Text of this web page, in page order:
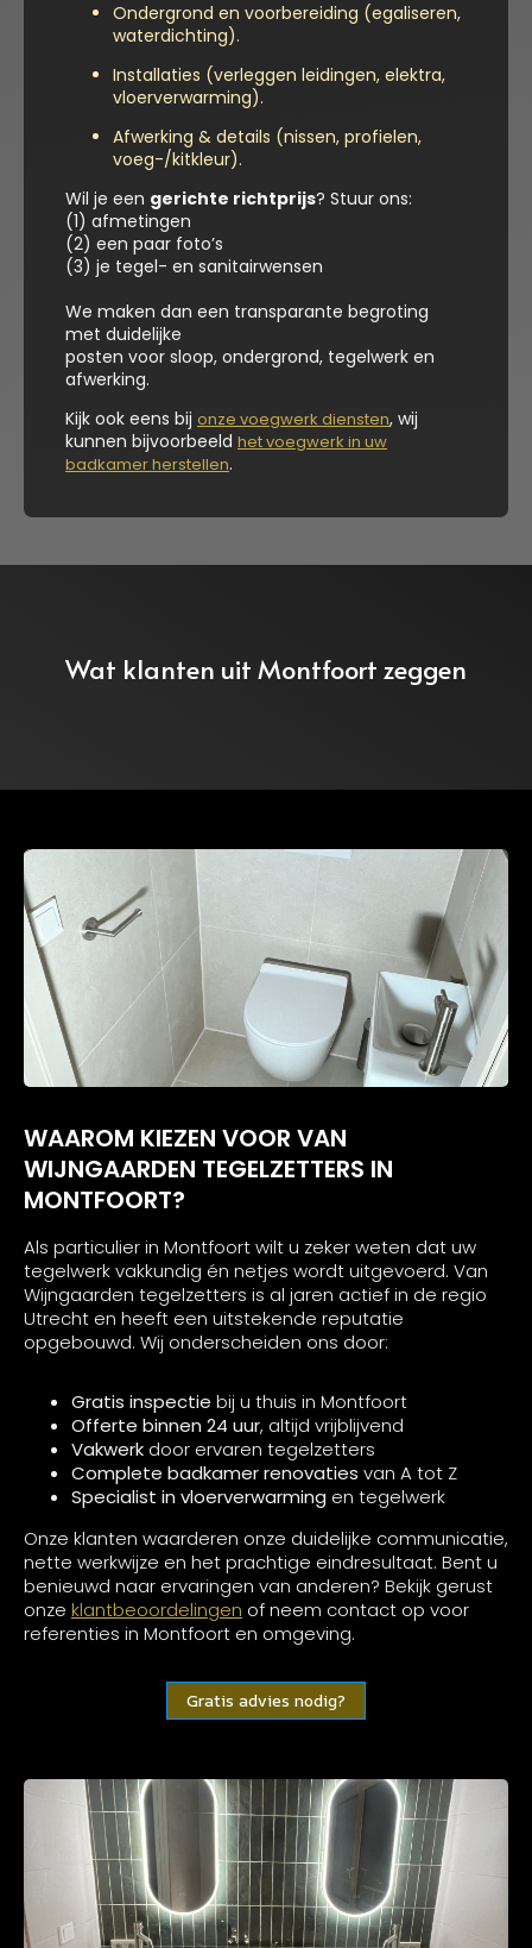
Ondergrond en voorbereiding (egaliseren,
waterdichting).
Installaties (verleggen leidingen, elektra,
vloerverwarming).
Afwerking & details (nissen, profielen,
voeg-/kitkleur).
Wil je een gerichte richtprijs? Stuur ons:
(1) afmetingen
(2) een paar foto’s
(3) je tegel- en sanitairwensen
We maken dan een transparante begroting
met duidelijke
posten voor sloop, ondergrond, tegelwerk en
afwerking.
Kijk ook eens bij onze voegwerk diensten, wij
kunnen bijvoorbeeld het voegwerk in uw
badkamer herstellen.
Wat klanten uit Montfoort zeggen
WAAROM KIEZEN VOOR VAN
WIJNGAARDEN TEGELZETTERS IN
MONTFOORT?
Als particulier in Montfoort wilt u zeker weten dat uw
tegelwerk vakkundig én netjes wordt uitgevoerd. Van
Wijngaarden tegelzetters is al jaren actief in de regio
Utrecht en heeft een uitstekende reputatie
opgebouwd. Wij onderscheiden ons door:
Gratis inspectie bij u thuis in Montfoort
Offerte binnen 24 uur, altijd vrijblijvend
Vakwerk door ervaren tegelzetters
Complete badkamer renovaties van A tot Z
Specialist in vloerverwarming en tegelwerk
Onze klanten waarderen onze duidelijke communicatie,
nette werkwijze en het prachtige eindresultaat. Bent u
benieuwd naar ervaringen van anderen? Bekijk gerust
onze klantbeoordelingen of neem contact op voor
referenties in Montfoort en omgeving.
Gratis advies nodig?